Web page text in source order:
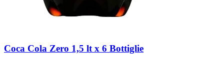
Coca Cola Zero 1,5 lt x 6 Bottiglie